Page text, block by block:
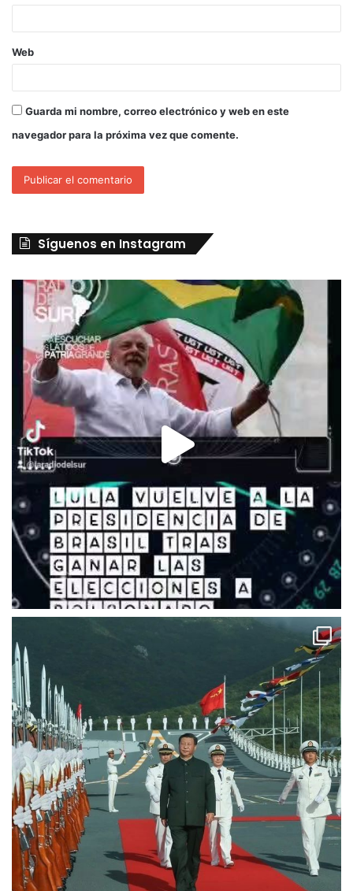
Web
Guarda mi nombre, correo electrónico y web en este
navegador para la próxima vez que comente.
Síguenos en Instagram